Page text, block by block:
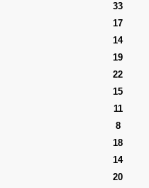
33
17
14
19
22
15
11
8
18
14
20